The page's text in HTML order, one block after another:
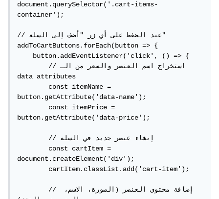
document.querySelector('.cart-items-
container');
// عند الضغط على أي زر "أضف إلى السلة"
addToCartButtons.forEach(button => {
    button.addEventListener('click', () => {
        // استخراج اسم العنصر والسعر من الـ
data attributes
        const itemName =
button.getAttribute('data-name');
        const itemPrice =
button.getAttribute('data-price');
        // إنشاء عنصر جديد في السلة
        const cartItem =
document.createElement('div');
        cartItem.classList.add('cart-item');
        // إضافة محتوى العنصر (الصورة، الاسم،